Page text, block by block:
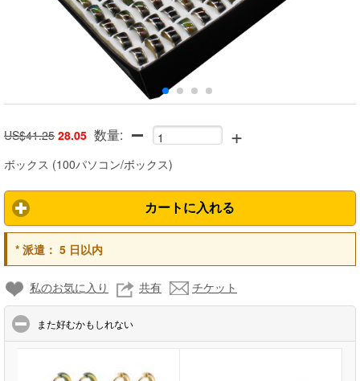
US$41.25 28.05 数量: +
ボックス (100パソコン/ボックス)
カートに入れる
*派遣： 5 日以内
私のお気に入り 共有 チケット
また好むかもしれない